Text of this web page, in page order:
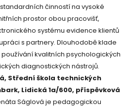
činností na vysoké
prostor obou pracovišť,
systému evidence klientů
s partnery. Dlouhodobě klade
kvalitních psychologických
diagnostických nástrojů.
Střední škola technických
Lidická 1a/600, příspěvková
Ságlová je pedagogickou